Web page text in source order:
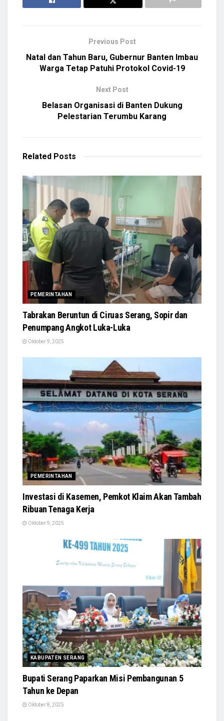
Previous Post
Natal dan Tahun Baru, Gubernur Banten Imbau
Warga Tetap Patuhi Protokol Covid-19
Next Post
Belasan Organisasi di Banten Dukung
Pelestarian Terumbu Karang
Related Posts
PEMERINTAHAN
Tabrakan Beruntun di Ciruas Serang, Sopir dan
Penumpang Angkot Luka-Luka
Oktober 9, 2025
PEMERINTAHAN
Investasi di Kasemen, Pemkot Klaim Akan Tambah
Ribuan Tenaga Kerja
Oktober 9, 2025
KABUPATEN SERANG
Bupati Serang Paparkan Misi Pembangunan 5
Tahun ke Depan
Oktober 8, 2025